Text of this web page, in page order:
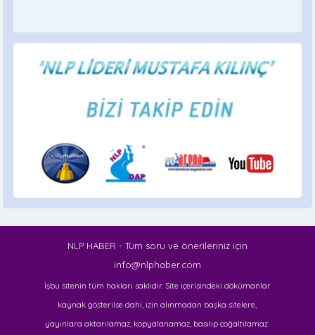
NLP HABER - Tüm soru ve önerileriniz için
info@nlphaber.com
İşbu sitenin tüm hakları saklıdır. Site içerisindeki dökümanlar
kaynak gösterilse dahi, izin alınmadan başka sitelere,
yayınlara aktarılamaz, kopyalanamaz, basılıp çoğaltılamaz.